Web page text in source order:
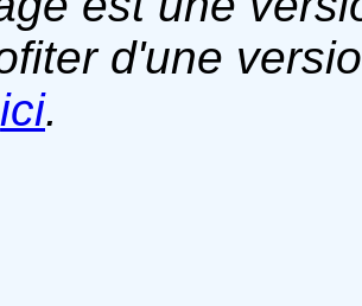
d'une
ici.